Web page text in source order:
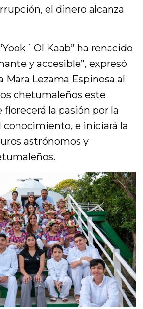
el dinero alcanza
Ol Kaab” ha renacido
y accesible”, expresó
Mara Lezama Espinosa al
chetumaleños este
florecerá la pasión por la
conocimiento, e iniciará la
astrónomos y